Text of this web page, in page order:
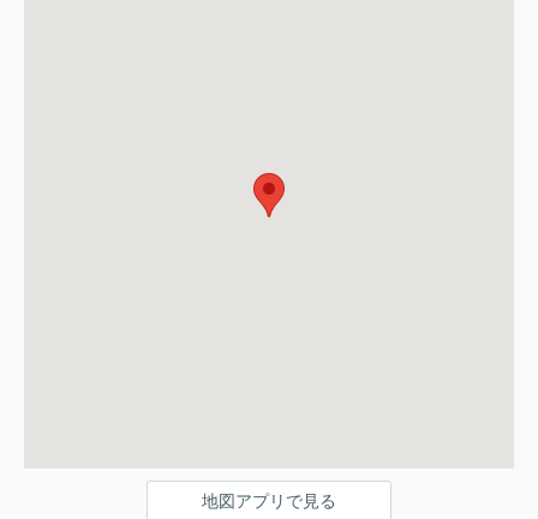
地図アプリで見る